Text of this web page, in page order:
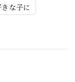
な子に